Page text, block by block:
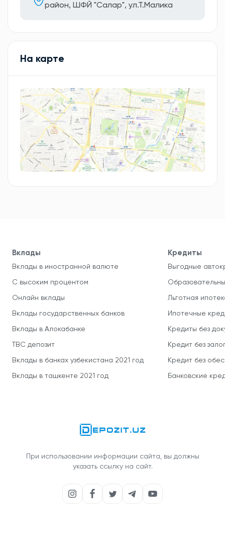
район, ШФЙ "Салар", ул.Т.Малика
На карте
Вклады
Вклады в иностранной валюте
С высоким процентом
Онлайн вклады
Вклады государственных банков
Вклады в Алокабанке
TBC депозит
Вклады в банках узбекистана 2021 год
Вклады в ташкенте 2021 год
Кредиты
Выгодные
Льготная
Ипотечные
Кредиты без
Кредит без
Кредит без
Банковские
При использовании информации сайта, вы должны
указать ссылку на сайт.